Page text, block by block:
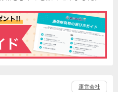
運営会社